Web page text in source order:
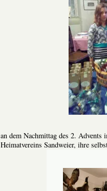
an dem Nachmittag des 2. Advents
Heimatvereins Sandweier, ihre